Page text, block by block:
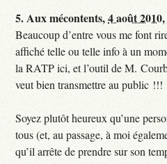
5.Aux mécontents,4 août
Beaucoup d’entre vous me font
affiché telle ou telle info à un
la RATP ici, et l’outil de M.
veut bien transmettre au public !!!
Soyez plutôt heureux qu’une
tous (et, au passage, à moi
qu’il arrête de prendre sur son